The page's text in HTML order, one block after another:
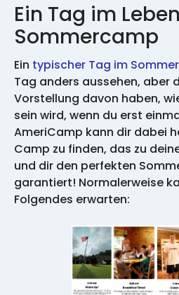
Ein Tag im
Sommercamp
Ein typischer Tag im
Tag anders aussehen, aber
Vorstellung davon haben,
sein wird, wenn du erst
AmeriCamp kann dir dabei
Camp zu finden, das zu
und dir den perfekten
garantiert! Normalerweise
Folgendes erwarten: